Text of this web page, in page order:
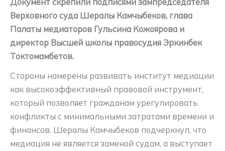
Документ скрепили подписями зампредседателя
Верховного суда Шералы Камчыбеков, глава
Палаты медиаторов Гульсина Кожоярова и
директор Высшей школы правосудия Эркинбек
Токтомамбетов.
Стороны намерены развивать институт медиации
как высокоэффективный правовой инструмент,
который позволяет гражданам урегулировать
конфликты с минимальными затратами времени и
финансов. Шералы Камчыбеков подчеркнул, что
медиация не является заменой судам, а выступает